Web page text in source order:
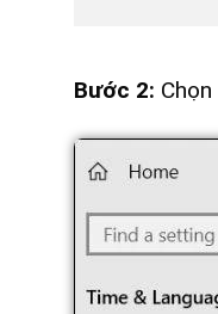
Bước 2: Chọn